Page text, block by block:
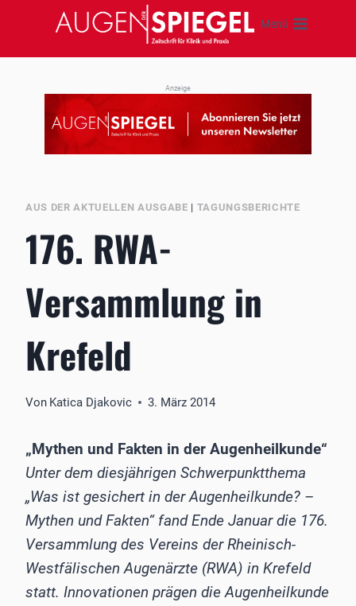
springen
Menü
Anzeige
AUS DER AKTUELLEN AUSGABE | TAGUNGSBERICHTE
176. RWA-
Versammlung in
Krefeld
Von Katica Djakovic 3. März 2014
„Mythen und Fakten in der Augenheilkunde“
Unter dem diesjährigen Schwerpunktthema
„Was ist gesichert in der Augenheilkunde? –
Mythen und Fakten“ fand Ende Januar die 176.
Versammlung des Vereins der Rheinisch-
Westfälischen Augenärzte (RWA) in Krefeld
statt. Innovationen prägen die Augenheilkunde